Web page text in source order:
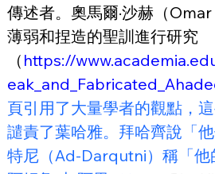
傳述者。奧馬爾·沙赫（
薄弱和捏造的聖訓進行研究
（ https://
頁引用了大量學者的觀點，
譴責了葉哈雅。拜哈齊說「
特尼（Ad-Darqutni）稱「他